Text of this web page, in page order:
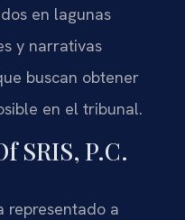
en lagunas
y narrativas
buscan obtener
en el tribunal.
SRIS, P.C.
representado a